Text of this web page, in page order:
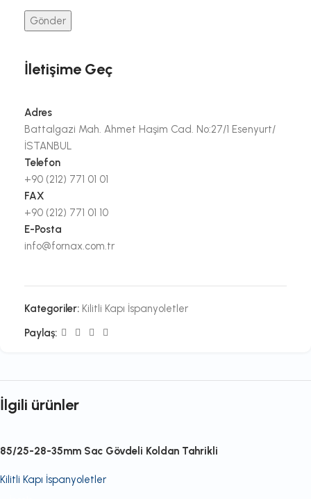
İletişime Geç
Adres
Battalgazi Mah. Ahmet Haşim Cad. No:27/1 Esenyurt/
İSTANBUL
Telefon
+90 (212) 771 01 01
FAX
+90 (212) 771 01 10
E-Posta
info@fornax.com.tr
Kategoriler: Kilitli Kapı İspanyoletler
Paylaş:
İlgili ürünler
85/25-28-35mm Sac Gövdeli Koldan Tahrikli
Kilitli Kapı İspanyoletler